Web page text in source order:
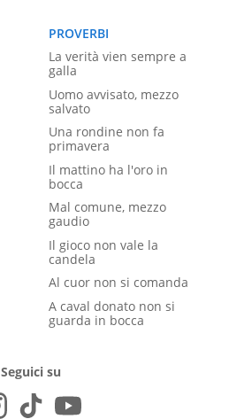
PROVERBI
La verità vien sempre a
galla
Uomo avvisato, mezzo
salvato
Una rondine non fa
primavera
Il mattino ha l'oro in
bocca
Mal comune, mezzo
gaudio
Il gioco non vale la
candela
Al cuor non si comanda
A caval donato non si
guarda in bocca
Seguici su